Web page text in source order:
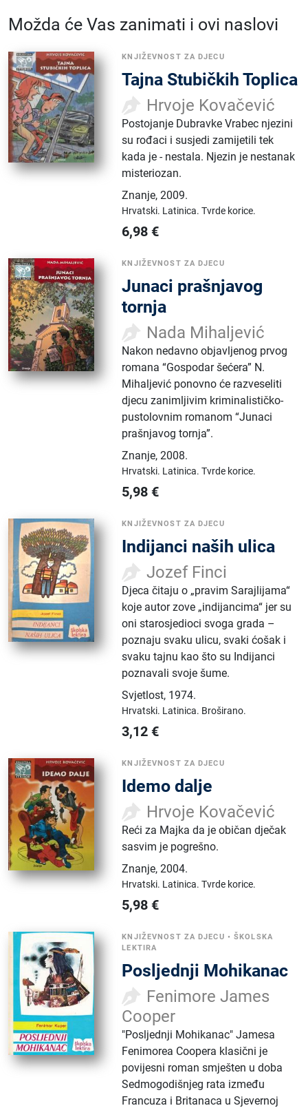
Možda će Vas zanimati i ovi naslovi
KNJIŽEVNOST ZA DJECU
Tajna Stubičkih Toplica
Hrvoje Kovačević
Postojanje Dubravke Vrabec njezini
su rođaci i susjedi zamijetili tek
kada je - nestala. Njezin je nestanak
misteriozan.
Znanje,2009.
Hrvatski. Latinica.Tvrde korice.
6,98 €
KNJIŽEVNOST ZA DJECU
Junaci prašnjavog
tornja
Nada Mihaljević
Nakon nedavno objavljenog prvog
romana “Gospodar šećera” N.
Mihaljević ponovno će razveseliti
djecu zanimljivim kriminalističko-
pustolovnim romanom “Junaci
prašnjavog tornja”.
Znanje,2008.
Hrvatski. Latinica.Tvrde korice.
5,98 €
KNJIŽEVNOST ZA DJECU
Indijanci naših ulica
Jozef Finci
Djeca čitaju o „pravim Sarajlijama“
koje autor zove „indijancima“ jer su
oni starosjedioci svoga grada –
poznaju svaku ulicu, svaki ćošak i
svaku tajnu kao što su Indijanci
poznavali svoje šume.
Svjetlost, 1974.
Hrvatski. Latinica. Broširano.
3,12 €
KNJIŽEVNOST ZA DJECU
Idemo dalje
Hrvoje Kovačević
Reći za Majka da je običan dječak
sasvim je pogrešno.
Znanje,2004.
Hrvatski. Latinica.Tvrde korice.
5,98 €
KNJIŽEVNOST ZA DJECU •ŠKOLSKA
LEKTIRA
Posljednji Mohikanac
Fenimore James
Cooper
"Posljednji Mohikanac" Jamesa
Fenimorea Coopera klasični je
povijesni roman smješten u doba
Sedmogodišnjeg rata između
Francuza i Britanaca u Sjevernoj